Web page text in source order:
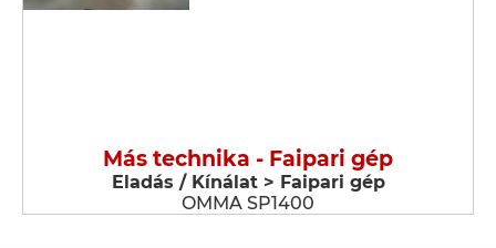
Más technika - Faipari gép
Eladás / Kínálat > Faipari gép
OMMA SP1400